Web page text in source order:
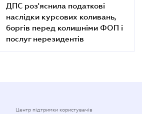
ДПС роз'яснила податкові
наслідки курсових коливань,
боргів перед колишніми ФОП і
послуг нерезидентів
Центр підтримки користувачів